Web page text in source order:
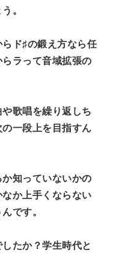
。
ド♯の鍛え方なら任
ラって音域拡張の
歌唱を繰り返しち
一段上を目指すん
知っていないかの
か上手くならない
です。
たか？学生時代と